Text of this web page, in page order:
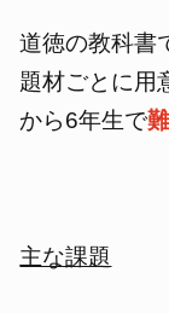
道徳の教科書
題材ごとに用
から6年生で
主な課題